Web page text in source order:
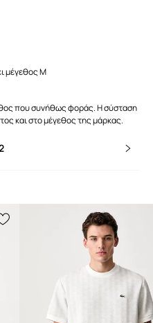
μέγεθος M
που συνήθως φοράς. Η σύσταση
και στο μέγεθος της μάρκας.